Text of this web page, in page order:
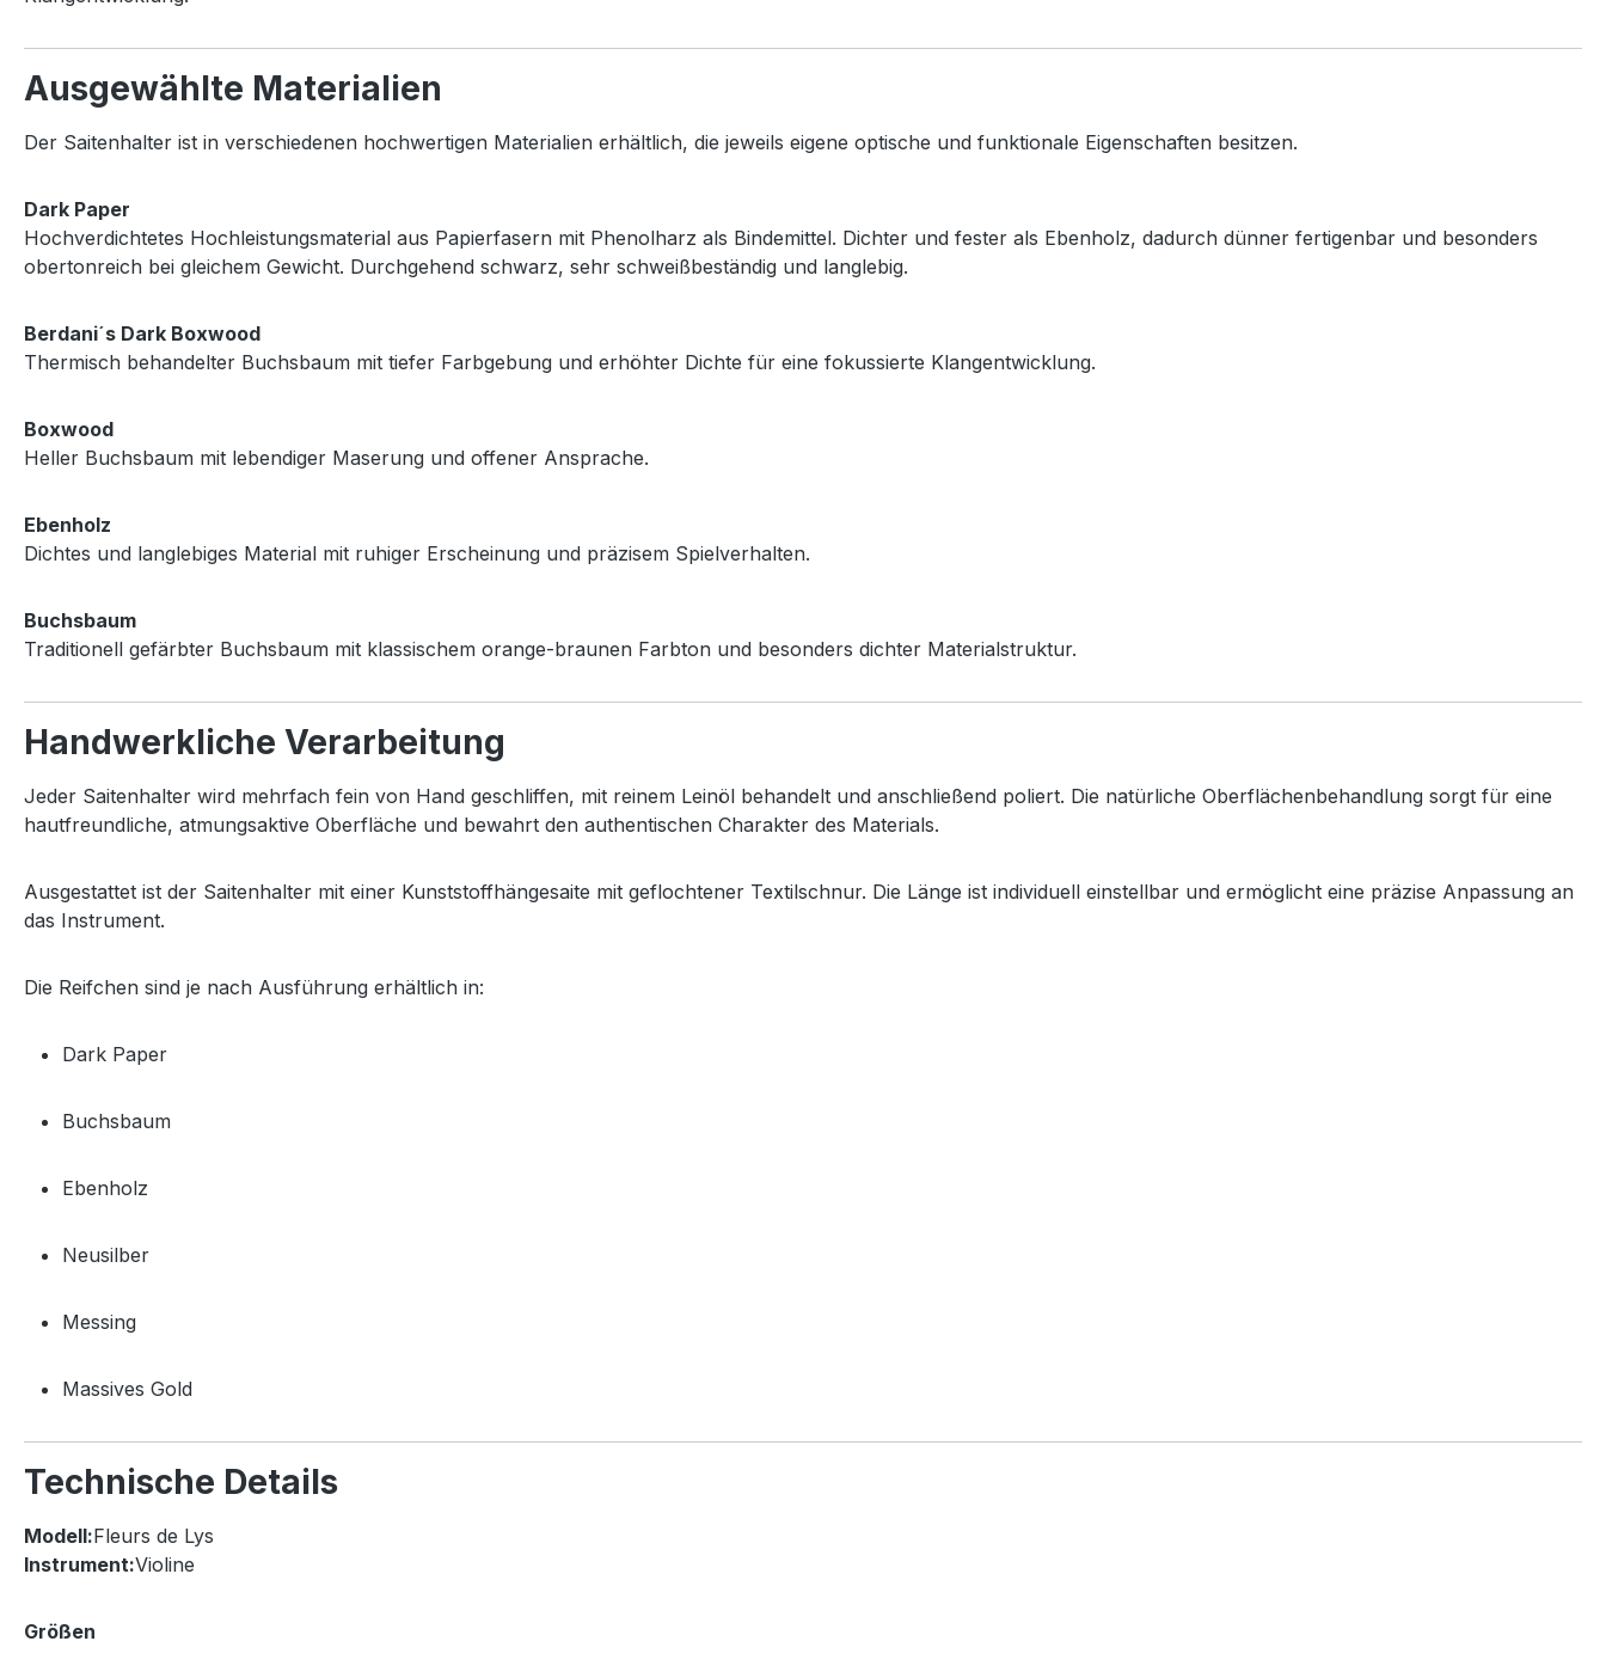
Ausgewählte Materialien
Der Saitenhalter ist in verschiedenen hochwertigen Materialien erhältlich, die jeweils eigene optische und funktionale Eigenschaften besitzen.
Dark Paper
Hochverdichtetes Hochleistungsmaterial aus Papierfasern mit Phenolharz als Bindemittel. Dichter und fester als Ebenholz, dadurch dünner fertigenbar und besonders
obertonreich bei gleichem Gewicht. Durchgehend schwarz, sehr schweißbeständig und langlebig.
Berdani´s Dark Boxwood
Thermisch behandelter Buchsbaum mit tiefer Farbgebung und erhöhter Dichte für eine fokussierte Klangentwicklung.
Boxwood
Heller Buchsbaum mit lebendiger Maserung und offener Ansprache.
Ebenholz
Dichtes und langlebiges Material mit ruhiger Erscheinung und präzisem Spielverhalten.
Buchsbaum
Traditionell gefärbter Buchsbaum mit klassischem orange-braunen Farbton und besonders dichter Materialstruktur.
Handwerkliche Verarbeitung
Jeder Saitenhalter wird mehrfach fein von Hand geschliffen, mit reinem Leinöl behandelt und anschließend poliert. Die natürliche Oberflächenbehandlung sorgt für eine
hautfreundliche, atmungsaktive Oberfläche und bewahrt den authentischen Charakter des Materials.
Ausgestattet ist der Saitenhalter mit einer Kunststoffhängesaite mit geflochtener Textilschnur. Die Länge ist individuell einstellbar und ermöglicht eine präzise Anpassung an
das Instrument.
Die Reifchen sind je nach Ausführung erhältlich in:
Dark Paper
Buchsbaum
Ebenholz
Neusilber
Messing
Massives Gold
Technische Details
Modell:Fleurs de Lys
Instrument:Violine
Größen